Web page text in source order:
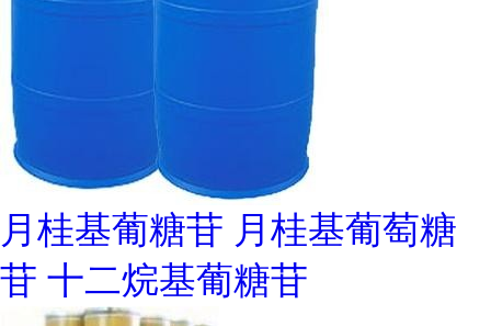
月桂基葡糖苷 月桂基葡萄糖
苷 十二烷基葡糖苷